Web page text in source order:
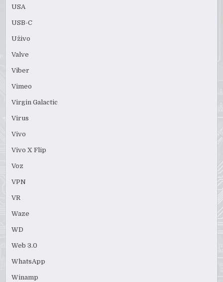
USA
USB-C
Uživo
Valve
Viber
Vimeo
Virgin Galactic
Virus
Vivo
Vivo X Flip
Voz
VPN
VR
Waze
WD
Web 3.0
WhatsApp
Winamp